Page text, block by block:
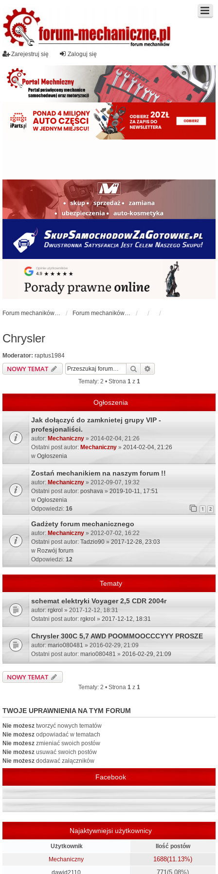
Zaloguj się
Zarejestruj się
Forum mechaników samochodowych - forum-mechaniczne.pl Forum mechaników samochodowych
Chrysler
Moderator: raptus1984
NOWY TEMAT Szukaj
Tematy: 2 • Strona 1z 1
Ogłoszenia
Jak dołączyć do zamknietej grupy VIP -
profesjonaliści.
autor: Mechaniczny » 2014-02-04, 21:26
Ostatni post autor: Mechaniczny » 2014-02-04, 21:26
w Ogłoszenia
Zostań mechanikiem na naszym forum !!
autor: Mechaniczny » 2012-09-07, 19:32
Ostatni post autor: poshava » 2019-10-11, 17:51
w Ogłoszenia
Odpowiedzi: 16 1 2
Gadżety forum mechanicznego
autor: Mechaniczny » 2012-07-02, 16:22
Ostatni post autor: Tadzio90 » 2017-12-28, 23:03
w Rozwój forum
Odpowiedzi: 12
Tematy
schemat elektryki Voyager 2,5 CDR 2004r
autor: rgkrol » 2017-12-12, 18:31
Ostatni post autor: rgkrol » 2017-12-12, 18:31
Chrysler 300C 5,7 AWD POOMMOOCCCYYY PROSZE
autor: mario080481 » 2016-02-29, 21:09
Ostatni post autor: mario080481 » 2016-02-29, 21:09
NOWY TEMAT
Tematy: 2 • Strona 1z 1
TWOJE UPRAWNIENIA NA TYM FORUM
Nie możesz tworzyć nowych tematów
Nie możesz odpowiadać w tematach
Nie możesz zmieniać swoich postów
Nie możesz usuwać swoich postów
Nie możesz dodawać załączników
Facebook
Najaktywniejsi użytkownicy
Użytkownik
Ilość postów
Mechaniczny
1688(11.13%)
dawid2110 771 (5.08%)